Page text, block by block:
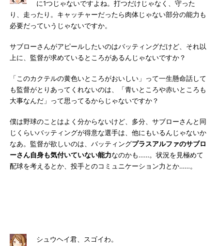
に1つじゃないですよね。打つだけじゃなく、守った
り、走ったり。キャッチャーだったら肉体じゃない部分の能力も
必要だっていうじゃないですか。
サブローさんがアピールしたいのはバッティングだけど、それ以
上に、監督が求めているところがあるんじゃないですか？
「このカクテルの黄色いところがおいしい」って一生懸命話して
も監督がとりあってくれないのは、「青いところや赤いところも
大事なんだ」って思ってるからじゃないですか？
僕は野球のことはよく分からないけど、多分、サブローさんと同
じくらいバッティングが得意な選手は、他にもいるんじゃないか
なあ。監督が欲しいのは、バッティングプラスアルファのサブロ
ーさん自身も気付いていない能力なのかも……。状況を見極めて
配球を考えるとか、投手とのコミュニケーション力とか……。
シュウヘイ君、スゴイわ。